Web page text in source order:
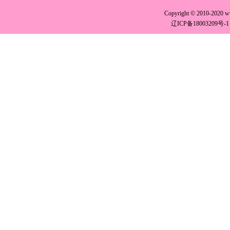
Copyright © 2010-2020
辽ICP备18003209号-